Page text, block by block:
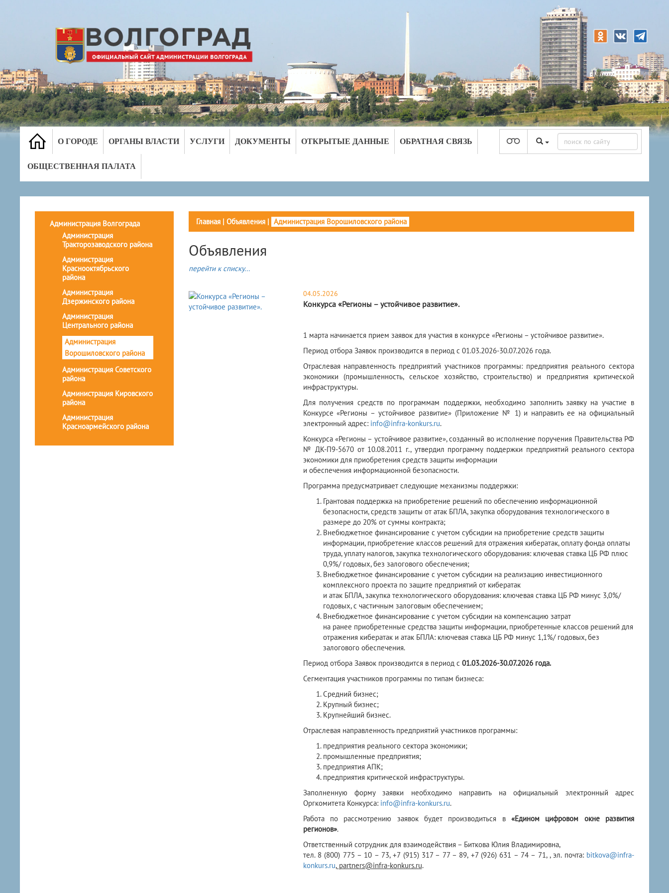
О ГОРОДЕ ОРГАНЫ ВЛАСТИ УСЛУГИ ДОКУМЕНТЫ ОТКРЫТЫЕ ДАННЫЕ ОБРАТНАЯ СВЯЗЬ
ОБЩЕСТВЕННАЯ ПАЛАТА
Администрация Волгограда
Администрация
Тракторозаводского района
Администрация
Краснооктябрьского
района
Администрация
Дзержинского района
Администрация
Центрального района
Администрация
Ворошиловского района
Администрация Советского
района
Администрация Кировского
района
Администрация
Красноармейского района
Главная| Объявления| Администрация Ворошиловского района
Объявления
перейти к списку...
04.05.2026
Конкурса «Регионы – устойчивое развитие».
1 марта начинается прием заявок для участия в конкурсе «Регионы – устойчивое развитие».
Период отбора Заявок производится в период с 01.03.2026-30.07.2026 года.
Отраслевая направленность предприятий участников программы: предприятия реального сектора
экономики (промышленность, сельское хозяйство, строительство) и предприятия критической
инфраструктуры.
Для получения средств по программам поддержки, необходимо заполнить заявку на участие в
Конкурсе «Регионы – устойчивое развитие» (Приложение № 1) и направить ее на официальный
электронный адрес: info@infra-konkurs.ru.
Конкурса «Регионы – устойчивое развитие», созданный во исполнение поручения Правительства РФ
№ ДК-П9-5670 от 10.08.2011 г., утвердил программу поддержки предприятий реального сектора
экономики для приобретения средств защиты информации
и обеспечения информационной безопасности.
Программа предусматривает следующие механизмы поддержки:
Грантовая поддержка на приобретение решений по обеспечению информационной
безопасности, средств защиты от атак БПЛА, закупка оборудования технологического в
размере до 20% от суммы контракта;
Внебюджетное финансирование с учетом субсидии на приобретение средств защиты
информации, приобретение классов решений для отражения кибератак, оплату фонда оплаты
труда, уплату налогов, закупка технологического оборудования: ключевая ставка ЦБ РФ плюс
0,9%/ годовых, без залогового обеспечения;
Внебюджетное финансирование с учетом субсидии на реализацию инвестиционного
комплексного проекта по защите предприятий от кибератак
и атак БПЛА, закупка технологического оборудования: ключевая ставка ЦБ РФ минус 3,0%/
годовых, с частичным залоговым обеспечением;
Внебюджетное финансирование с учетом субсидии на компенсацию затрат
на ранее приобретенные средства защиты информации, приобретенные классов решений для
отражения кибератак и атак БПЛА: ключевая ставка ЦБ РФ минус 1,1%/ годовых, без
залогового обеспечения.
Период отбора Заявок производится в период с 01.03.2026-30.07.2026 года.
Сегментация участников программы по типам бизнеса:
Средний бизнес;
Крупный бизнес;
Крупнейший бизнес.
Отраслевая направленность предприятий участников программы:
предприятия реального сектора экономики;
промышленные предприятия;
предприятия АПК;
предприятия критической инфраструктуры.
Заполненную форму заявки необходимо направить на официальный электронный адрес
Оргкомитета Конкурса: info@infra-konkurs.ru.
Работа по рассмотрению заявок будет производиться в «Едином цифровом окне развития
регионов».
Ответственный сотрудник для взаимодействия – Биткова Юлия Владимировна,
тел. 8 (800) 775 – 10 – 73, +7 (915) 317 – 77 – 89, +7 (926) 631 – 74 – 71, , эл. почта: bitkova@infra-
konkurs.ru, partners@infra-konkurs.ru.